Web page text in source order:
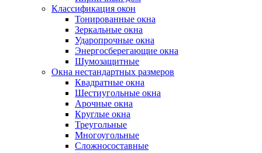
Классификация окон
Тонированные окна
Зеркальные окна
Ударопрочные окна
Энергосберегающие окна
Шумозащитные
Окна нестандартных размеров
Квадратные окна
Шестиугольные окна
Арочные окна
Круглые окна
Треугольные
Многоугольные
Сложносоставные